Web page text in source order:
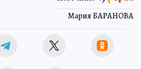
Мария БАРАНОВА